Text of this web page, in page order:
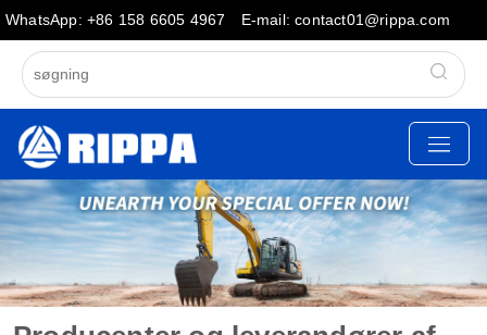
WhatsApp: +86 158 6605 4967 E-mail: contact01@rippa.com